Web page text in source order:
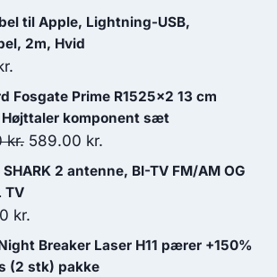
til Apple, Lightning-USB,
2m, Hvid
Fosgate Prime R1525x2 13 cm
Højttaler komponent sæt
kr. Den
oprindelige
699.00 kr..
589.00 kr.
aktuelle
589.00 kr..
2 antenne, BI-TV FM/AM OG
TV
kr.
Breaker Laser H11 pærer +150%
(2 stk) pakke